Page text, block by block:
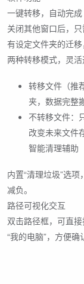
一键转移，自动完成
关闭其他窗口后，
有设定文件夹的迁移
两种转移模式，灵
转移文件（推
夹，数据完整
不转移文件：
改变未来文件
智能清理辅助
内置“清理垃圾”选
减负。
路径可视化交互
双击路径框，可直
“我的电脑”，方便确